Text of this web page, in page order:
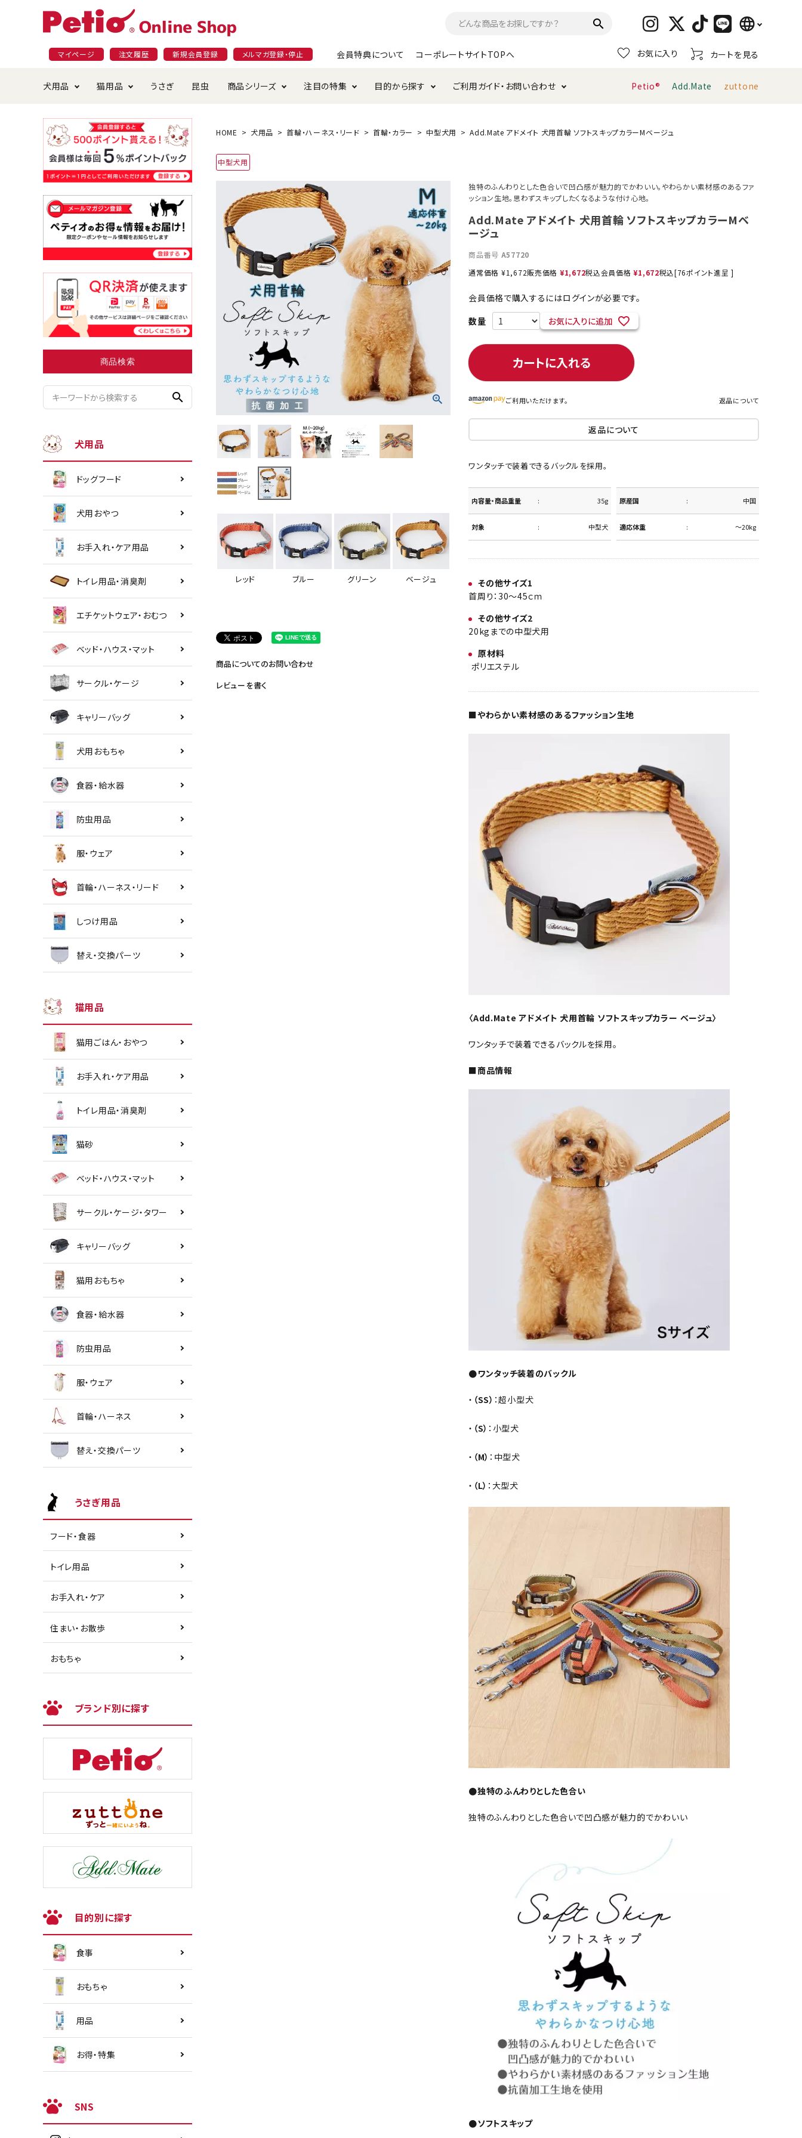
search language
日本語
English
マイページ 注文履歴 新規会員登録 メルマガ登録・停止 会員特典について コーポレートサイトTOPへ お気に入り カートを見る
犬用品
ドッグフード おやつ お手入れ・ケア用品 トイレタリー・消臭剤
ペットシーツ ベッド・ハウス・マット
おもちゃ 食器・給水器 防虫用品 服・ウェア
首輪・ハーネス・リード 替え・交換パーツ
猫用品
ごはん・おやつ お手入れ・ケア用品 トイレタリー・消臭剤 猫砂
ベッド・ハウス・マット サークル・ケージ・タワー
食器・給水器 防虫用品 服・ウェア 首輪・ハーネス
替え・交換パーツ
うさぎ 昆虫 商品シリーズ
プラクト 素材そのまま 極上
注目の特集
夜のお散歩特集 無添加特集 けりぐるみ特集 ペティオ公式アプリ
目的から探す
国産フード&おやつ特集 穀物不使用のグレインフリー
じゃらして遊ぶ 引っ張って遊ぶ 投げて遊ぶ
またたび・元気草 夜のお散歩
小型犬にオススメ ダイエット中にオススメ まとめ買いでオトク！！ ネコポス対象商品一覧
ご利用ガイド・お問い合わせ
ショッピングガイド 会員特典について ご注文方法について お支払い方法・配送について
返品・交換について オンラインショップ利用規約
Petio® Add.Mate zuttone
商品検索
search
犬用品
ドッグフード
犬用おやつ
お手入れ・ケア用品
トイレ用品・消臭剤
エチケットウェア・おむつ
ベッド・ハウス・マット
サークル・ケージ
キャリーバッグ
犬用おもちゃ
食器・給水器
防虫用品
服・ウェア
首輪・ハーネス・リード
しつけ用品
替え・交換パーツ
猫用品
猫用ごはん・おやつ
お手入れ・ケア用品
トイレ用品・消臭剤
猫砂
ベッド・ハウス・マット
サークル・ケージ・タワー
キャリーバッグ
猫用おもちゃ
食器・給水器
防虫用品
服・ウェア
首輪・ハーネス
替え・交換パーツ
うさぎ用品
フード・食器
トイレ用品
お手入れ・ケア
住まい・お散歩
おもちゃ
ブランド別に探す
目的別に探す
食事
おもちゃ
用品
お得・特集
SNS
HOME 犬用品 首輪・ハーネス・リード 首輪・カラー 中型犬用 Add.Mate アドメイト 犬用首輪 ソフトスキップカラーMベージュ
中型犬用
レッド ブルー グリーン ベージュ
商品についてのお問い合わせ
レビューを書く
独特のふんわりとした色合いで凹凸感が魅力的でかわいい。やわらかい素材感のあるファ
ッション生地。思わずスキップしたくなるような付け心地。
Add.Mate アドメイト 犬用首輪 ソフトスキップカラーMベ
ージュ
商品番号 A57720
通常価格 ¥1,672販売価格 ¥1,672税込会員価格 ¥1,672税込[76ポイント進呈 ]
会員価格で購入するにはログインが必要です。
お気に入りに追加
カートに入れる
ご利用いただけます。 返品について
返品について
ワンタッチで装着できるバックルを採用。
内容量・商品重量 35g 原産国 中国
対象 中型犬 適応体重 ～20kg
その他サイズ1
首周り：30～45ｃｍ
その他サイズ2
20kgまでの中型犬用
原材料
ポリエステル
■やわらかい素材感のあるファッション生地
〈Add.Mate アドメイト 犬用首輪 ソフトスキップカラー ベージュ〉
ワンタッチで装着できるバックルを採用。
■商品情報
●ワンタッチ装着のバックル
・ （SS） ：超小型犬
・ （S） ：小型犬
・ （M） ：中型犬
・ （L） ：大型犬
●独特のふんわりとした色合い
独特のふんわりとした色合いで凹凸感が魅力的でかわいい
●ソフトスキップ